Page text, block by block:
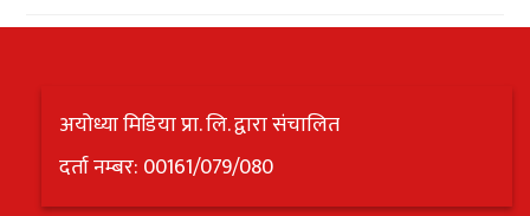
अयोध्या मिडिया प्रा. लि. द्वारा संचालित
दर्ता नम्बर: 00161/079/080